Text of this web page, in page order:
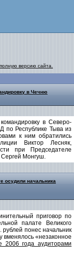
версию сайта.
в Чечню
в Северо-
по Республике Тыва из
к ним обратились
Виктор Лесняк,
при Председателе
Сергей Монгуш.
осудили начальника
приговор по
палате Великого
понес начальник
вменялось «незаконное
2006 года аудиторами